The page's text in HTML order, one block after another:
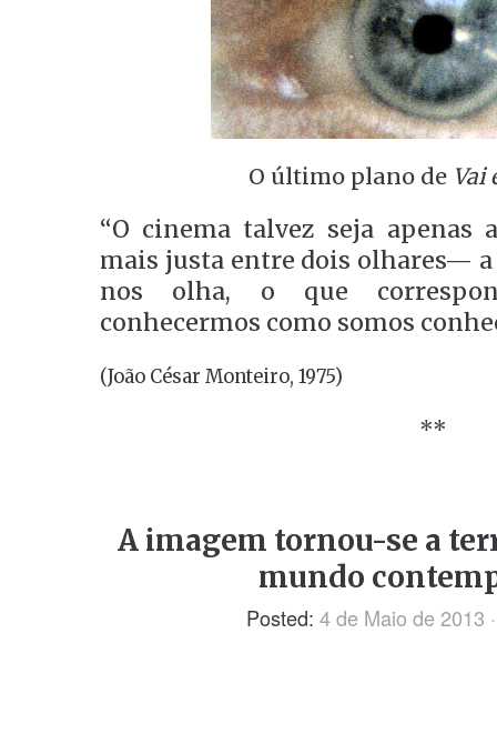
O último plano de Vai
“O cinema talvez seja apenas
mais justa entre dois olhares—
nos olha, o que
conhecermos como somos
(João César Monteiro, 1975)
**
A imagem tornou-se a
mundo
Posted: 4 de Maio de 2013